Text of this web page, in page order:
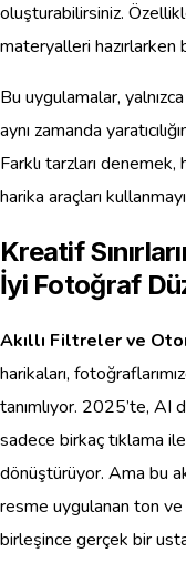
oluşturabilirsiniz.
materyalleri hazırlarken
Bu uygulamalar,
aynı zamanda
Farklı tarzları
harika araçları
Kreatif
İyi Fotoğraf
Akıllı Filtreler ve
harikaları,
tanımlıyor. 2025’te, AI
sadece birkaç tıklama
dönüştürüyor. Ama bu
resme uygulanan ton
birleşince gerçek bir